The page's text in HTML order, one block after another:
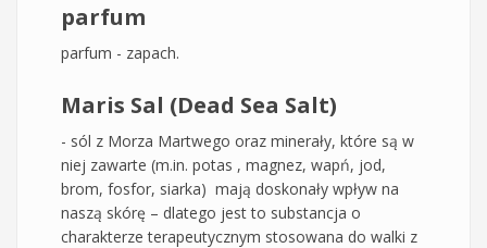
parfum
parfum - zapach.
Maris Sal (Dead Sea Salt)
- sól z Morza Martwego oraz minerały, które są w
niej zawarte (m.in. potas , magnez, wapń, jod,
brom, fosfor, siarka) mają doskonały wpływ na
naszą skórę – dlatego jest to substancja o
charakterze terapeutycznym stosowana do walki z